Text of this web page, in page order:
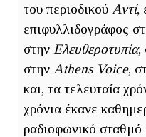
του περιοδικού Αντί,
επιφυλλιδογράφος
στην Ελευθεροτυπία,
στην Athens Voice,
και, τα τελευταία
χρόνια έκανε
ραδιοφωνικό